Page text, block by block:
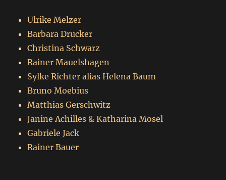
Ulrike Melzer
Barbara Drucker
Christina Schwarz
Rainer Mauelshagen
Sylke Richter alias Helena Baum
Bruno Moebius
Matthias Gerschwitz
Janine Achilles & Katharina Mosel
Gabriele Jack
Rainer Bauer